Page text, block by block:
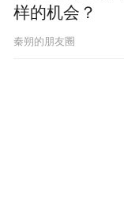
样的机会？
秦朔的朋友圈